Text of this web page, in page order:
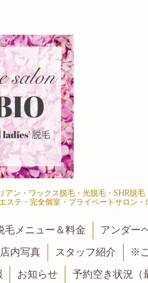
ン・ワックス脱毛・光脱毛・SHR脱
テ・完全個室・プライベートサロン
毛メニュー＆料金
アンダー
店内写真 スタッフ紹介
※
お知らせ 予約空き状況（